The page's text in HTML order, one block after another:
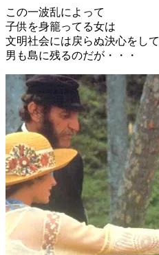
この一波乱によって
子供を身籠ってる女は
文明社会には戻らぬ決心をして
男も島に残るのだが・・・